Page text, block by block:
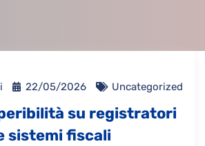
22/05/2026 Uncategorized
su registratori
sistemi fiscali